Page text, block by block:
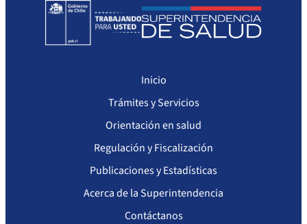
Sanciones aplicadas
Actas Consejo Consultivo Ley Corta de Isapres
Inicio
Trámites y Servicios
Orientación en salud
Regulación y Fiscalización
Publicaciones y Estadísticas
Acerca de la Superintendencia
Contáctanos